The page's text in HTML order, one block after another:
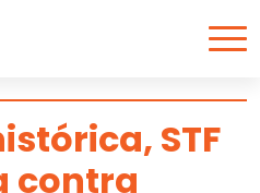
STF
contra